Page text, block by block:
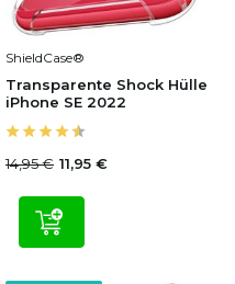
ShieldCase®
Transparente Shock Hülle
iPhone SE 2022
14,95 € 11,95 €